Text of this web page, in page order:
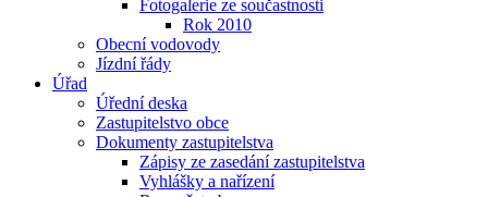
Fotogalerie ze součastnosti
Rok 2010
Obecní vodovody
Jízdní řády
Úřad
Úřední deska
Zastupitelstvo obce
Dokumenty zastupitelstva
Zápisy ze zasedání zastupitelstva
Vyhlášky a nařízení